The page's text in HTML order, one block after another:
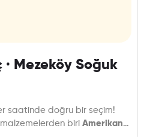
Mezeköy Soğuk
saatinde doğru bir seçim!
biri Amerikan